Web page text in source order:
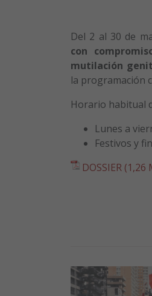
Del 2 al 30 de
con
mutilación
la programación
Horario habitual
Lunes a
Festivos y
DOSSIER (1,26